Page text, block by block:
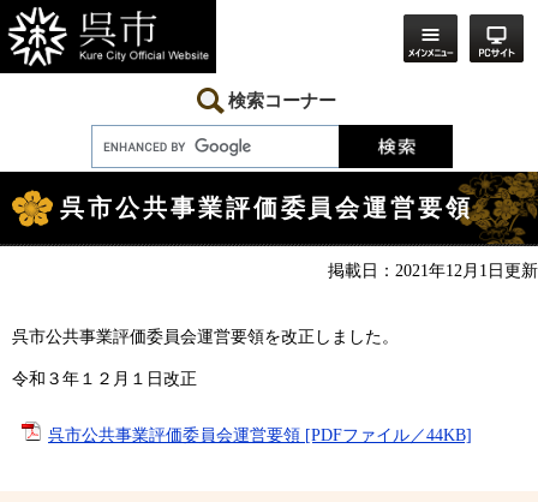
ー
ジ
の
ニ
ュ
ー
本
へ
検索コーナー
文
呉市公共事業評価委員会運営要領
掲載日：2021年12月1日更新
呉市公共事業評価委員会運営要領を改正しました。
令和３年１２月１日改正
呉市公共事業評価委員会運営要領 [PDFファイル／44KB]